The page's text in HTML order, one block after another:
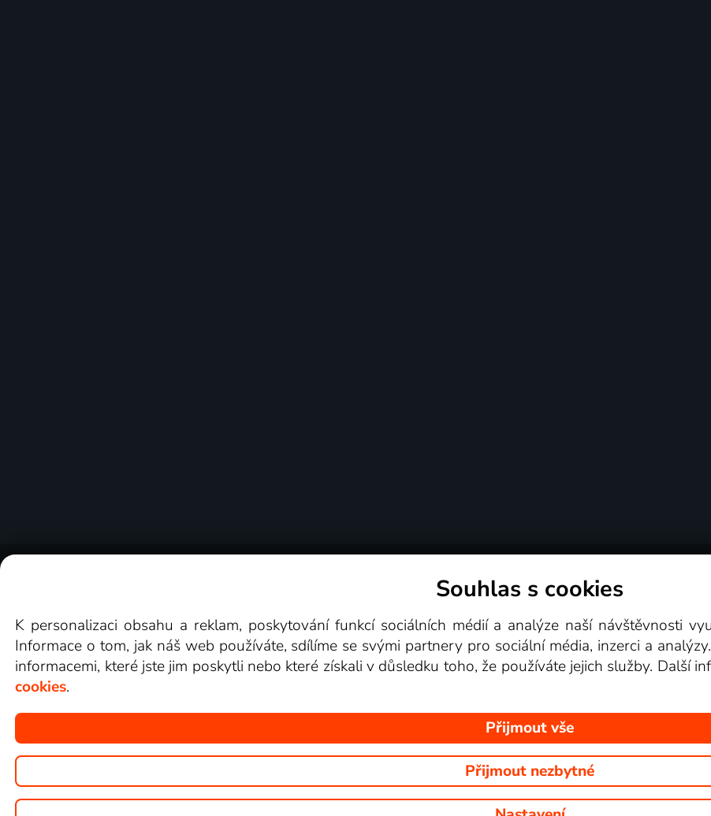
Videotéka
Copyright © goNET s.r.o. Na tomto webu jsou zobrazovány obrázky z pořadů TV stanic, které
Souhlas s cookies
K personalizaci obsahu a reklam, poskytování funkcí sociálních médií a analýze naší návštěvnosti
Informace o tom, jak náš web používáte, sdílíme se svými partnery pro sociální média, inzerci a
informacemi, které jste jim poskytli nebo které získali v důsledku toho, že používáte jejich služby. Další
cookies.
Přijmout vše
Přijmout nezbytné